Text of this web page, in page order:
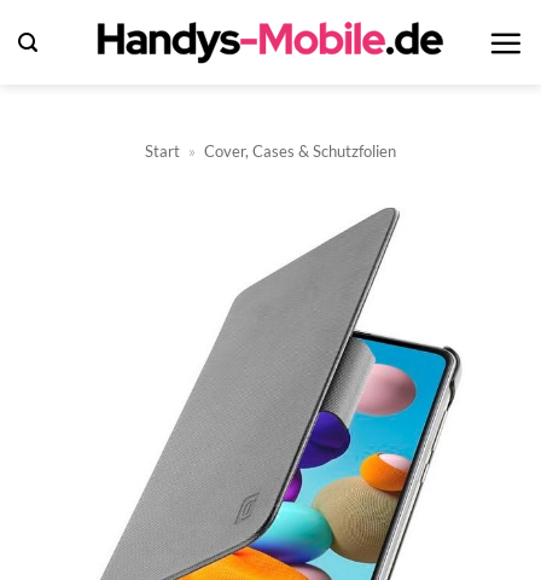
Inhalt
Start » Cover, Cases & Schutzfolien